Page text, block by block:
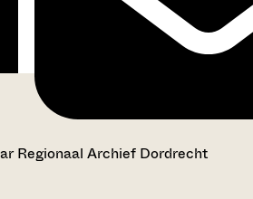
Regionaal Archief Dordrecht